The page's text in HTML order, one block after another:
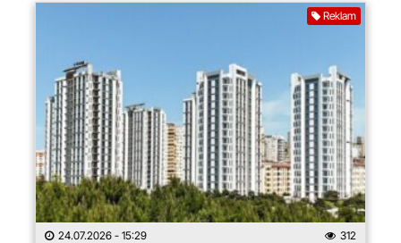
Reklam
24.07.2026 - 15:29 312